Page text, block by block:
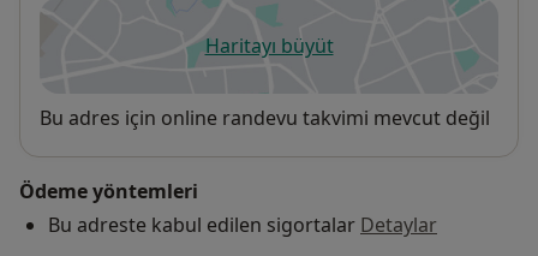
Haritayı büyütyeni bir sekmede açılır
Uygunluk
Bu adres için online randevu takvimi mevcut değil
Ödeme yöntemleri
Bu adreste kabul edilen sigortalar Detaylar